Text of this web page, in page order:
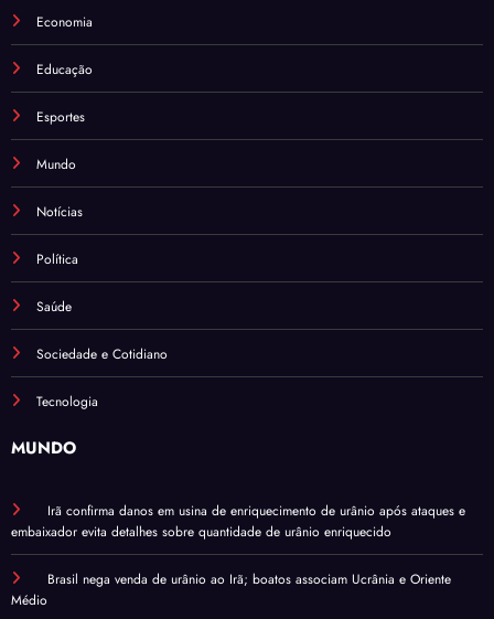
Economia
Educação
Esportes
Mundo
Notícias
Política
Saúde
Sociedade e Cotidiano
Tecnologia
MUNDO
Irã confirma danos em usina de enriquecimento de urânio após ataques e
embaixador evita detalhes sobre quantidade de urânio enriquecido
Brasil nega venda de urânio ao Irã; boatos associam Ucrânia e Oriente
Médio